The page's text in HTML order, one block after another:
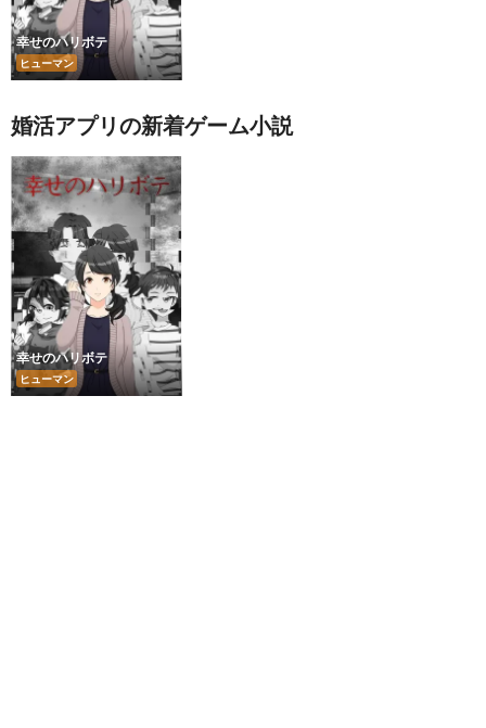
幸せのハリボテ
ヒューマン
婚活アプリの新着ゲーム小説
幸せのハリボテ
ヒューマン